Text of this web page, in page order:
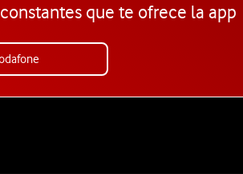
que te ofrece la app